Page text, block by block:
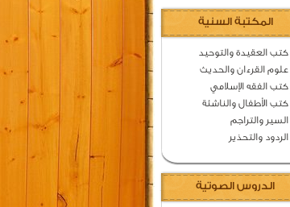
المكتبة السنية
كتب العقيدة والتوحيد
علوم القرءان والحديث
كتب الفقه الإسلامي
كتب الأطفال والناشئة
السير والتراجم
الردود والتحذير
الدروس الصوتية